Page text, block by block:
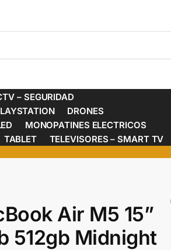
– SEGURIDAD
DRONES
MONOPATINES ELECTRICOS
TABLET TELEVISORES – SMART TV
Air M5 15”
512gb Midnight